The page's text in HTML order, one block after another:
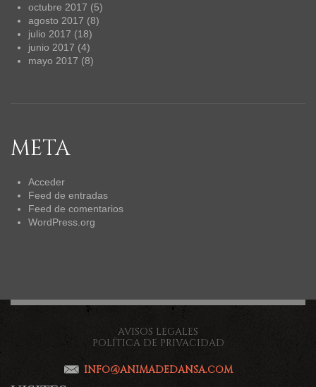
octubre 2017 (5)
agosto 2017 (8)
julio 2017 (18)
junio 2017 (4)
mayo 2017 (8)
META
Acceder
Feed de entradas
Feed de comentarios
WordPress.org
AVISOS LEGALES
POLÍTICA DE PRIVACIDAD
INFO@ANIMADEDANSA.COM